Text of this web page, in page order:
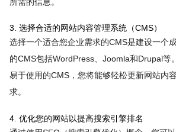
3. 选择合适的网站内容管理系统（CMS）
选择一个适合您企业需求的CMS是建设一个
的CMS包括WordPress、Joomla和Drupal等
易于使用的CMS，您将能够轻松更新网站内
求。
4. 优化您的网站以提高搜索引擎排名